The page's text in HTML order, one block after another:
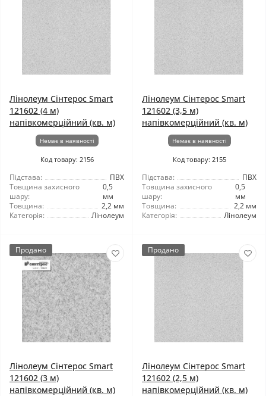
Лінолеум Сінтерос Smart
121602 (4 м)
напівкомерційний (кв. м)
Немає в наявності
Код товару: 2156
Підстава:
ПВХ
Товщина захисного
шару:
0,5
мм
Товщина:
2,2 мм
Категорія:
Лінолеум
Лінолеум Сінтерос Smart
121602 (3,5 м)
напівкомерційний (кв. м)
Немає в наявності
Код товару: 2155
Підстава:
ПВХ
Товщина захисного
шару:
0,5
мм
Товщина:
2,2 мм
Категорія:
Лінолеум
Продано
Лінолеум Сінтерос Smart
121602 (3 м)
напівкомерційний (кв. м)
Продано
Лінолеум Сінтерос Smart
121602 (2,5 м)
напівкомерційний (кв. м)